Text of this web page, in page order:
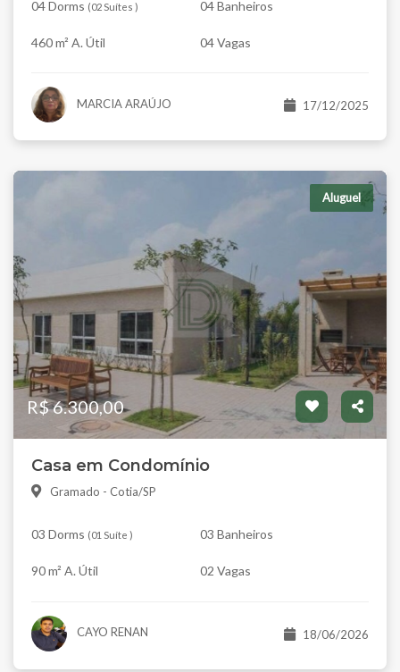
04 Dorms (02 Suítes ) 04 Banheiros
460 m² A. Útil 04 Vagas
MARCIA ARAÚJO 17/12/2025
Aluguel
R$ 6.300,00
Casa em Condomínio
Gramado - Cotia/SP
03 Dorms (01 Suíte ) 03 Banheiros
90 m² A. Útil 02 Vagas
CAYO RENAN 18/06/2026